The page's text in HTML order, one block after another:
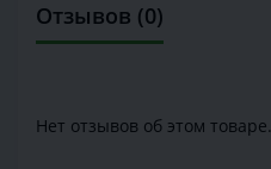
Отзывов (0)
Нет отзывов об этом товаре.